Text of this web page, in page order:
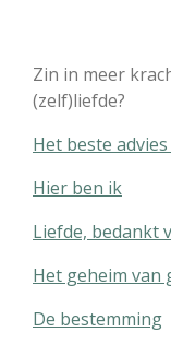
Zin in meer
(zelf)liefde?
Het beste
Hier ben ik
Liefde, bedankt
Het geheim van
De bestemming